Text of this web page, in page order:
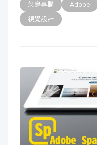
菜鳥專欄 Adobe
視覺設計